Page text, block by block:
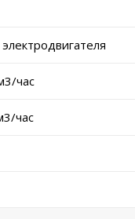
час
час